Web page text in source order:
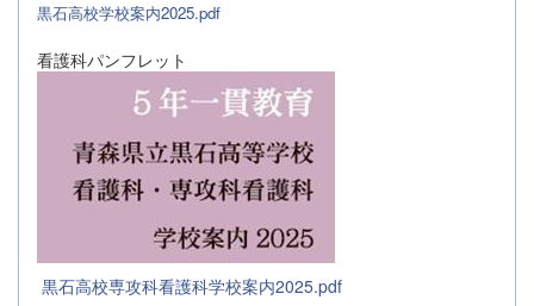
黒石高校学校案内2025.pdf
看護科パンフレット
黒石高校専攻科看護科学校案内2025.pdf